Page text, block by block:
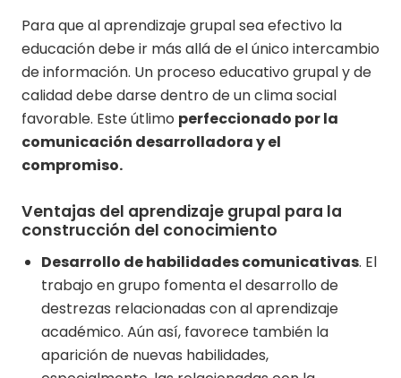
Para que al aprendizaje grupal sea efectivo la
educación debe ir más allá de el único intercambio
de información. Un proceso educativo grupal y de
calidad debe darse dentro de un clima social
favorable. Este útlimo perfeccionado por la
comunicación desarrolladora y el
compromiso.
Ventajas del aprendizaje grupal para la
construcción del conocimiento
Desarrollo de habilidades comunicativas. El
trabajo en grupo fomenta el desarrollo de
destrezas relacionadas con al aprendizaje
académico. Aún así, favorece también la
aparición de nuevas habilidades,